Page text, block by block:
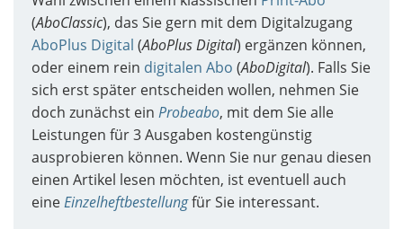
(AboClassic), das Sie gern mit dem Digitalzugang
AboPlus Digital (AboPlus Digital) ergänzen können,
oder einem rein digitalen Abo (AboDigital). Falls Sie
sich erst später entscheiden wollen, nehmen Sie
doch zunächst ein Probeabo, mit dem Sie alle
Leistungen für 3 Ausgaben kostengünstig
ausprobieren können. Wenn Sie nur genau diesen
einen Artikel lesen möchten, ist eventuell auch
eineEinzelheftbestellungfür Sie interessant.